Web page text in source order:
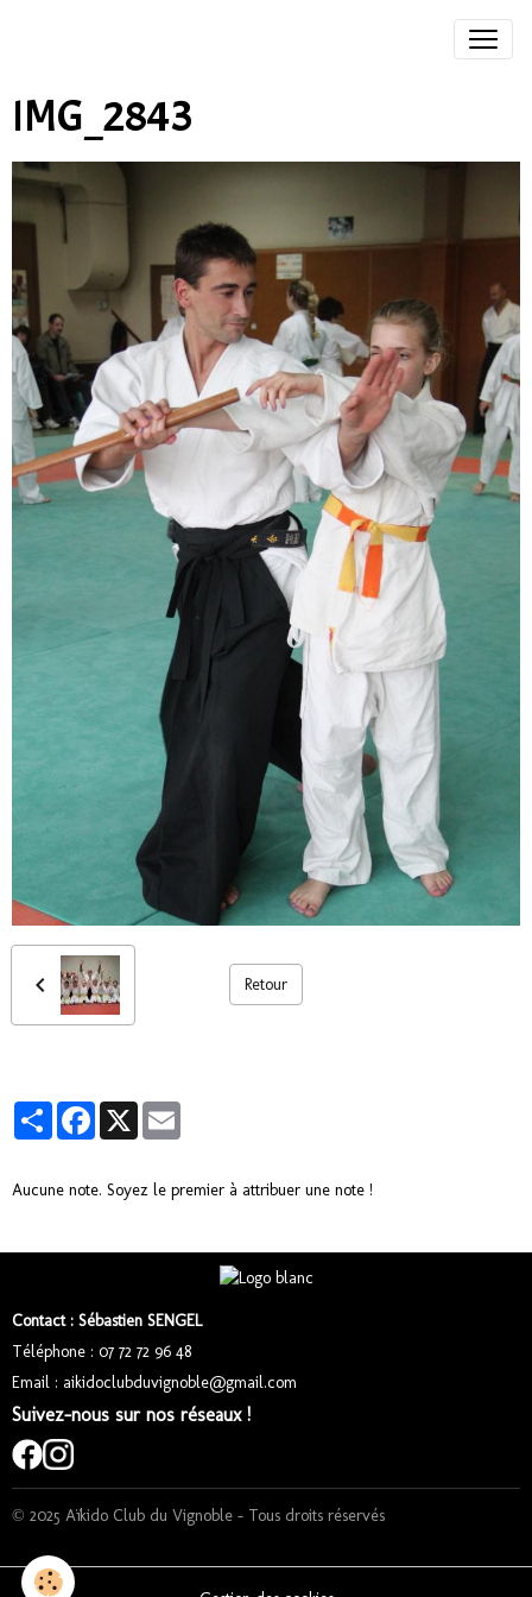
IMG_2843
Retour
PartagerFacebook
X
Aucune note. Soyez le premier à attribuer une note !
Contact : Sébastien SENGEL
Téléphone : 07 72 72 96 48
Email : aikidoclubduvignoble@gmail.com
Suivez-nous sur nos réseaux !
© 2025 Aïkido Club du Vignoble – Tous droits réservés